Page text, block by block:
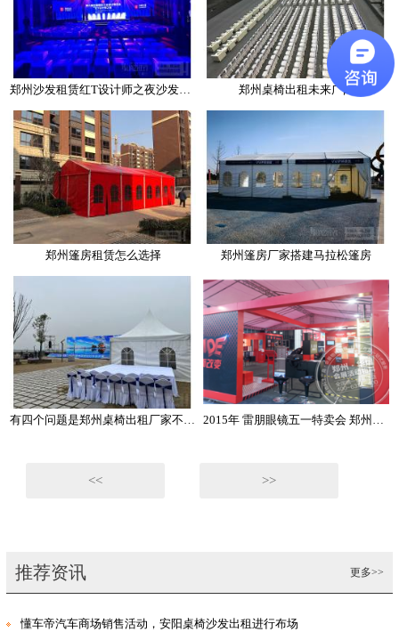
郑州沙发租赁红T设计师之夜沙发凳风格介绍 郑州桌椅出租未来广阔
郑州篷房租赁怎么选择 郑州篷房厂家搭建马拉松篷房
有四个问题是郑州桌椅出租厂家不能小觑的 2015年 雷朋眼镜五一特卖会 郑州华熠展篷出租
<< >>
推荐资讯 更多>>
懂车帝汽车商场销售活动，安阳桌椅沙发出租进行布场